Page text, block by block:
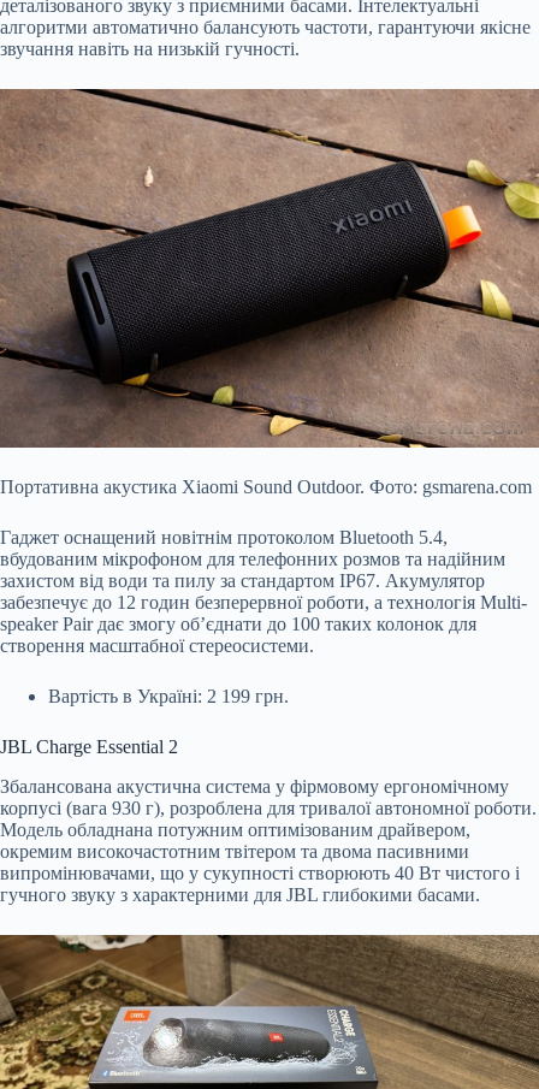
деталізованого звуку з приємними басами. Інтелектуальні
алгоритми автоматично балансують частоти, гарантуючи якісне
звучання навіть на низькій гучності.
Портативна акустика Xiaomi Sound Outdoor. Фото: gsmarena.com
Гаджет оснащений новітнім протоколом Bluetooth 5.4,
вбудованим мікрофоном для телефонних розмов та надійним
захистом від води та пилу за стандартом IP67. Акумулятор
забезпечує до 12 годин безперервної роботи, а технологія Multi-
speaker Pair дає змогу об’єднати до 100 таких колонок для
створення масштабної стереосистеми.
Вартість в Україні: 2 199 грн.
JBL Charge Essential 2
Збалансована акустична система у фірмовому ергономічному
корпусі (вага 930 г), розроблена для тривалої автономної роботи.
Модель обладнана потужним оптимізованим драйвером,
окремим високочастотним твітером та двома пасивними
випромінювачами, що у сукупності створюють 40 Вт чистого і
гучного звуку з характерними для JBL глибокими басами.